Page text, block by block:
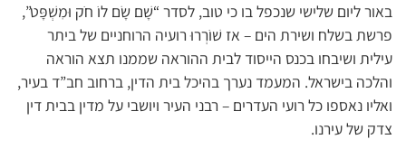
באור ליום שלישי שנכפל בו כי טוב, לסדר “שָׁם שָׂם לוֹ חֹק וּמִשְׁפָּט”,
פרשת בשלח ושירת הים – אז שׁוֹרְרוּ רועיה הרוחניים של ביתר
עילית ושיבחו בכנס הייסוד לבית ההוראה שממנו תצא הוראה
והלכה בישראל. המעמד נערך בהיכל בית הדין, ברחוב חב”ד בעיר,
ואליו נאספו כל רועי העדרים – רבני העיר ויושבי על מדין בבית דין
צדק של עירנו.